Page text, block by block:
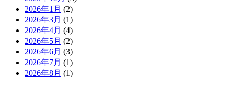
2026年1月 (2)
2026年3月 (1)
2026年4月 (4)
2026年5月 (2)
2026年6月 (3)
2026年7月 (1)
2026年8月 (1)